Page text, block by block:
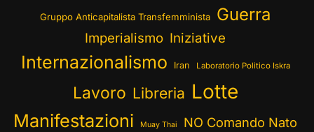
Gruppo Anticapitalista Transfemminista Guerra
Imperialismo Iniziative
Internazionalismo Iran Laboratorio Politico Iskra
Lavoro Libreria Lotte
Manifestazioni Muay Thai NO Comando Nato